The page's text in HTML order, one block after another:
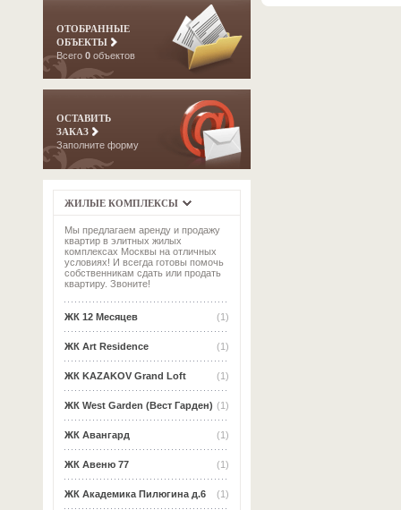
ОТОБРАННЫЕ
ОБЪЕКТЫ
Всего 0 объектов
ОСТАВИТЬ
ЗАКАЗ
Заполните форму
ЖИЛЫЕ КОМПЛЕКСЫ
Мы предлагаем аренду и продажу
квартир в элитных жилых
комплексах Москвы на отличных
условиях! И всегда готовы помочь
собственникам сдать или продать
квартиру. Звоните!
(1)
ЖК 12 Месяцев
(1)
ЖК Art Residence
(1)
ЖК KAZAKOV Grand Loft
(1)
ЖК West Garden (Вест Гарден)
(1)
ЖК Авангард
(1)
ЖК Авеню 77
(1)
ЖК Академика Пилюгина д.6